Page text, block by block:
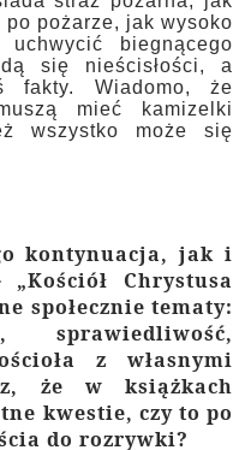
pożarze, jak wysoko
biegnącego
się nieścisłości, a
fakty. Wiadomo, że
mieć kamizelki
wszystko może się
kontynuacja, jak i
Chrystusa
społecznie tematy:
sprawiedliwość,
z własnymi
że w książkach
kwestie, czy to po
do rozrywki?